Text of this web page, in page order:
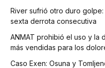
River sufrió otro duro
sexta derrota consecutiva
ANMAT prohibió el uso y la
más vendidas para los
Caso Exen: Osuna y